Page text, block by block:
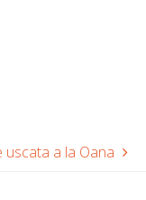
uscata a la Oana